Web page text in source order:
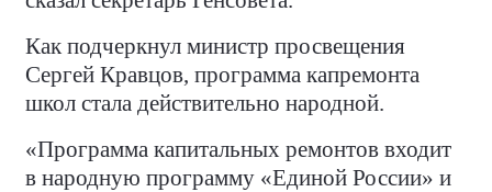
Как подчеркнул министр просвещения
Сергей Кравцов, программа капремонта
школ стала действительно народной.
«Программа капитальных ремонтов входит
в народную программу «Единой России» и